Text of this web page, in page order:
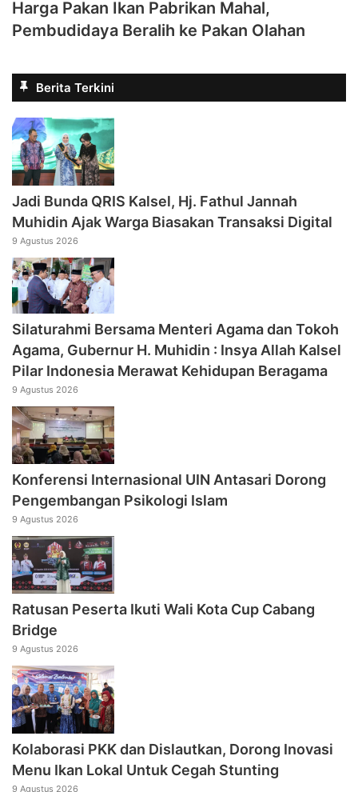
Harga Pakan Ikan Pabrikan Mahal,
Pembudidaya Beralih ke Pakan Olahan
Berita Terkini
Jadi Bunda QRIS Kalsel, Hj. Fathul Jannah
Muhidin Ajak Warga Biasakan Transaksi Digital
9 Agustus 2026
Silaturahmi Bersama Menteri Agama dan Tokoh
Agama, Gubernur H. Muhidin : Insya Allah Kalsel
Pilar Indonesia Merawat Kehidupan Beragama
9 Agustus 2026
Konferensi Internasional UIN Antasari Dorong
Pengembangan Psikologi Islam
9 Agustus 2026
Ratusan Peserta Ikuti Wali Kota Cup Cabang
Bridge
9 Agustus 2026
Kolaborasi PKK dan Dislautkan, Dorong Inovasi
Menu Ikan Lokal Untuk Cegah Stunting
9 Agustus 2026